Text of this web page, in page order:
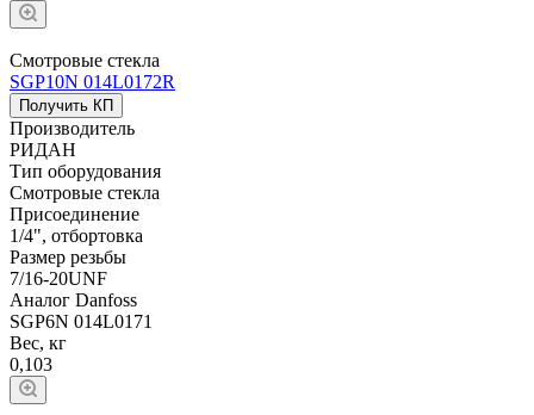
Смотровые стекла
SGP10N 014L0172R
Получить КП
Производитель
РИДАН
Тип оборудования
Смотровые стекла
Присоединение
1/4", отбортовка
Размер резьбы
7/16-20UNF
Аналог Danfoss
SGP6N 014L0171
Вес, кг
0,103